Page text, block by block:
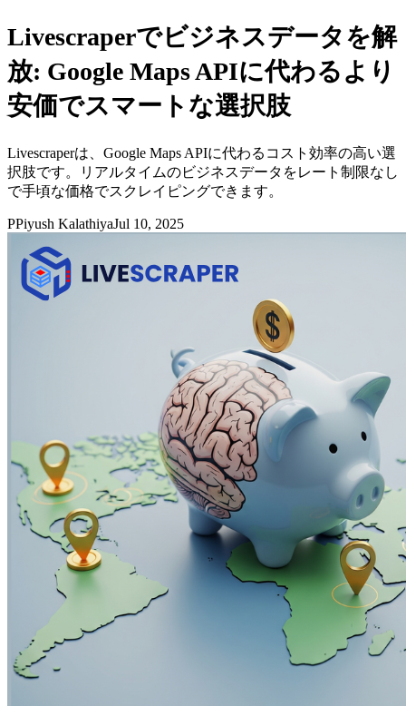
Livescraperでビジネスデータを解
放: Google Maps APIに代わるより
安価でスマートな選択肢
Livescraperは、Google Maps APIに代わるコスト効率の高い選
択肢です。リアルタイムのビジネスデータをレート制限なし
で手頃な価格でスクレイピングできます。
PPiyush KalathiyaJul 10, 2025